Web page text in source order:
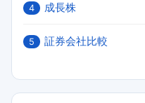
4 成長株
5 証券会社比較